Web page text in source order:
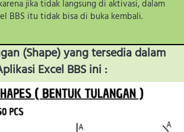
jika tidak langsung di aktivasi, dalam
BBS itu tidak bisa di buka kembali.
(Shape) yang tersedia dalam
Excel BBS ini :